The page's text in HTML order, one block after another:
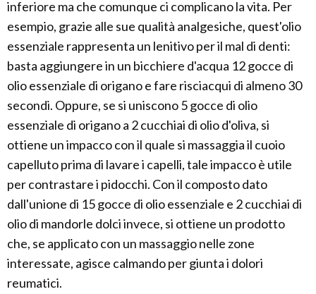
inferiore ma che comunque ci complicano la vita. Per
esempio, grazie alle sue qualità analgesiche, quest'olio
essenziale rappresenta un lenitivo per il mal di denti:
basta aggiungere in un bicchiere d'acqua 12 gocce di
olio essenziale di origano e fare risciacqui di almeno 30
secondi. Oppure, se si uniscono 5 gocce di olio
essenziale di origano a 2 cucchiai di olio d'oliva, si
ottiene un impacco con il quale si massaggia il cuoio
capelluto prima di lavare i capelli, tale impacco è utile
per contrastare i pidocchi. Con il composto dato
dall'unione di 15 gocce di olio essenziale e 2 cucchiai di
olio di mandorle dolci invece, si ottiene un prodotto
che, se applicato con un massaggio nelle zone
interessate, agisce calmando per giunta i dolori
reumatici.